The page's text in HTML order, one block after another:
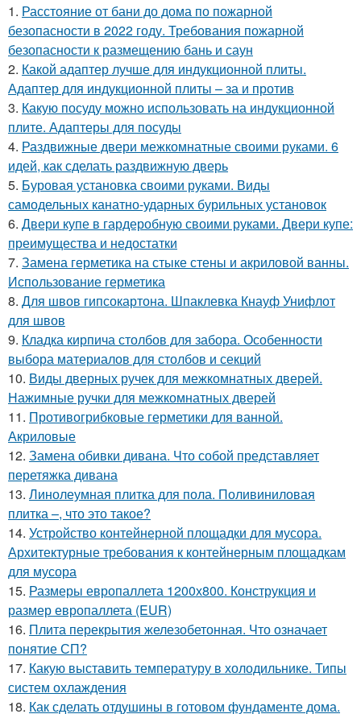
1. Расстояние от бани до дома по пожарной
безопасности в 2022 году. Требования пожарной
безопасности к размещению бань и саун
2. Какой адаптер лучше для индукционной плиты.
Адаптер для индукционной плиты – за и против
3. Какую посуду можно использовать на индукционной
плите. Адаптеры для посуды
4. Раздвижные двери межкомнатные своими руками. 6
идей, как сделать раздвижную дверь
5. Буровая установка своими руками. Виды
самодельных канатно-ударных бурильных установок
6. Двери купе в гардеробную своими руками. Двери купе:
преимущества и недостатки
7. Замена герметика на стыке стены и акриловой ванны.
Использование герметика
8. Для швов гипсокартона. Шпаклевка Кнауф Унифлот
для швов
9. Кладка кирпича столбов для забора. Особенности
выбора материалов для столбов и секций
10. Виды дверных ручек для межкомнатных дверей.
Нажимные ручки для межкомнатных дверей
11. Противогрибковые герметики для ванной.
Акриловые
12. Замена обивки дивана. Что собой представляет
перетяжка дивана
13. Линолеумная плитка для пола. Поливиниловая
плитка –, что это такое?
14. Устройство контейнерной площадки для мусора.
Архитектурные требования к контейнерным площадкам
для мусора
15. Размеры европаллета 1200х800. Конструкция и
размер европаллета (EUR)
16. Плита перекрытия железобетонная. Что означает
понятие СП?
17. Какую выставить температуру в холодильнике. Типы
систем охлаждения
18. Как сделать отдушины в готовом фундаменте дома.